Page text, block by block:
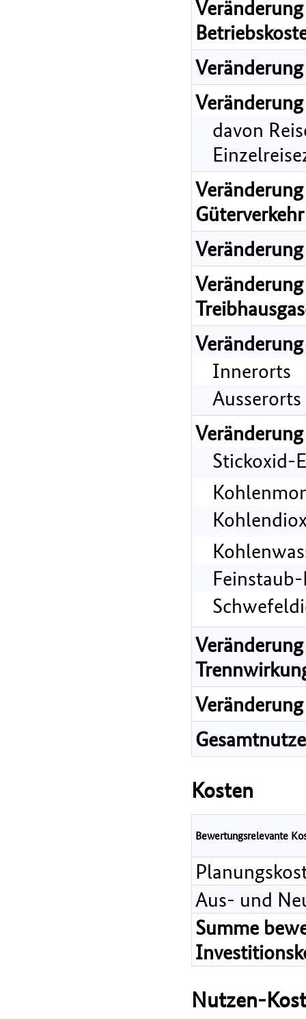
davon
Güterverkehr
Innerorts
Ausserorts
Stickoxid-
Kosten
Bewertungsrelevante
Aus- und
Summe
Nutzen-